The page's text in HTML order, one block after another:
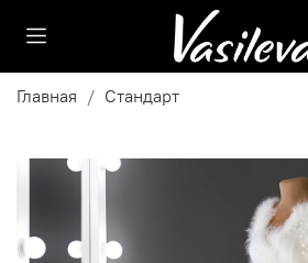
Главная Стандарт